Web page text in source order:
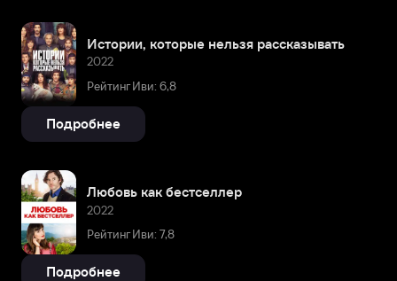
Истории, которые нельзя рассказывать
2022
Рейтинг Иви: 6,8
Подробнее
Любовь как бестселлер
2022
Рейтинг Иви: 7,8
Подробнее